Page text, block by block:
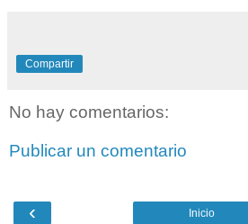
Compartir
No hay comentarios:
Publicar un comentario
‹ Inicio